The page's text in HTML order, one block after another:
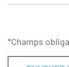
*Champs